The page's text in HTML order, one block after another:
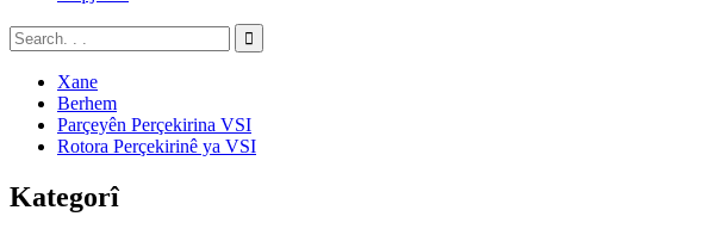
Xane
Berhem
Parçeyên Perçekirina VSI
Rotora Perçekirinê ya VSI
Kategorî